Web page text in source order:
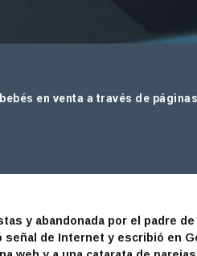
en venta a través de
y abandonada por el padre
de Internet y escribió en